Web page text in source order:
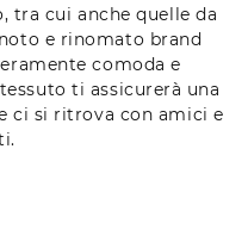
tra cui anche quelle da
e rinomato brand
comoda e
ti assicurerà una
ci si ritrova con amici e